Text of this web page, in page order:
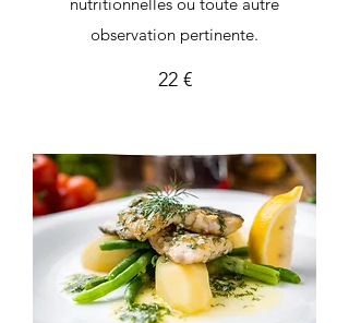
observation pertinente.
22 €